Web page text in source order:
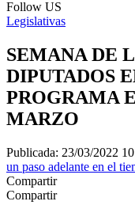
Follow US
Legislativas
SEMANA DE
DIPUTADOS
PROGRAMA
MARZO
Publicada: 23/03/2022
un paso adelante en el
Compartir
Compartir